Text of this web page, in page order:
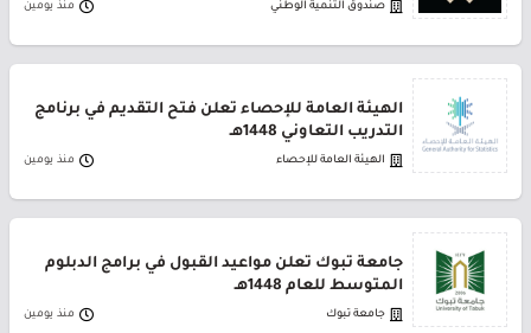
صندوق التنمية الوطني منذ يومين
الهيئة العامة للإحصاء تعلن فتح التقديم في برنامج
التدريب التعاوني 1448هـ
الهيئة العامة للإحصاء منذ يومين
جامعة تبوك تعلن مواعيد القبول في برامج الدبلوم
المتوسط للعام 1448هـ
جامعة تبوك منذ يومين